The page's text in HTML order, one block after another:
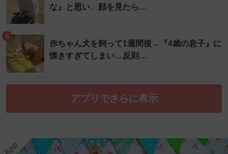
な』と思い、顔を見たら…
5
赤ちゃん犬を飼って1週間後→『4歳の息子』に
懐きすぎてしまい…反則…
アプリでさらに表示